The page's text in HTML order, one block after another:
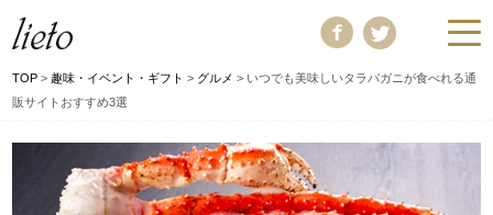
TOP >趣味・イベント・ギフト > グルメ > いつでも美味しいタラバガニが食べれる通
販サイトおすすめ3選